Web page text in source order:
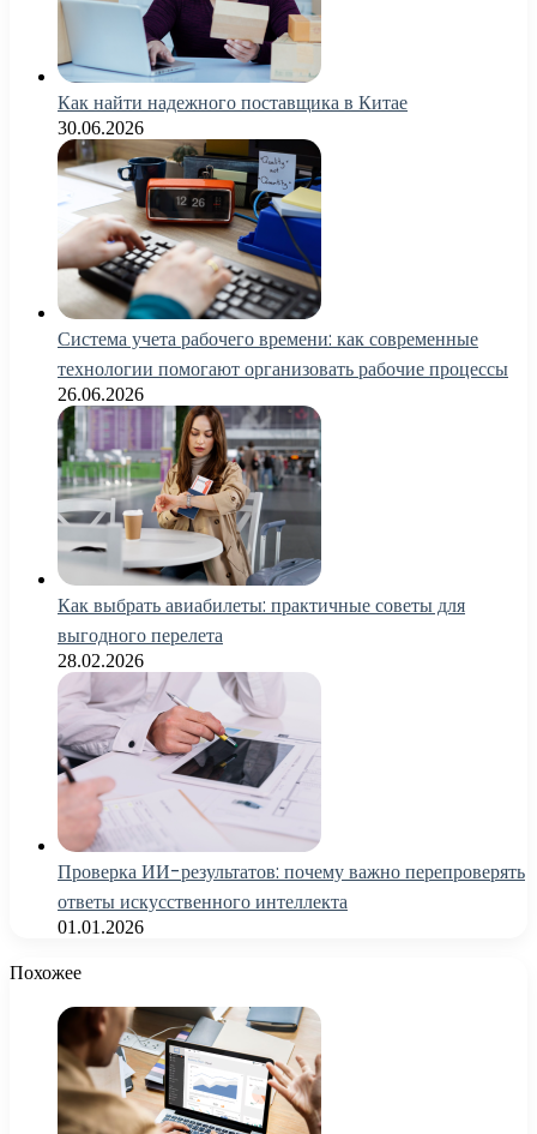
Как найти надежного поставщика в Китае
30.06.2026
Система учета рабочего времени: как современные
технологии помогают организовать рабочие процессы
26.06.2026
Как выбрать авиабилеты: практичные советы для
выгодного перелета
28.02.2026
Проверка ИИ-результатов: почему важно перепроверять
ответы искусственного интеллекта
01.01.2026
Похожее